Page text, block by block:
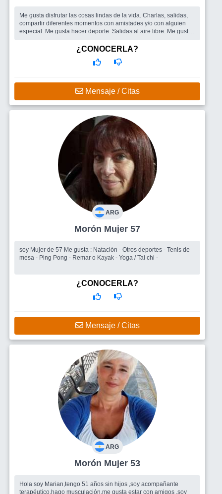
Me gusta disfrutar las cosas lindas de la vida. Charlas, salidas,
compartir diferentes momentos con amistades y/o con alguien
especial. Me gusta hacer deporte. Salidas al aire libre. Me gusta
Me gustaría encontrar un hombre que sea afectuoso,
sincero, alegre, respetuoso, que tenga ganas de compartir lindos
momentos, salidas, paseos, viajes.
¿CONOCERLA?
Mensaje / Citas
ARG
Morón Mujer 57
soy Mujer de 57 Me gusta : Natación - Otros deportes - Tenis de
mesa - Ping Pong - Remar o Kayak - Yoga / Tai chi -
¿CONOCERLA?
Mensaje / Citas
ARG
Morón Mujer 53
Hola soy Marian,tengo 51 años sin hijos ,soy acompañante
terapéutico,hago musculación,me gusta estar con amigos ,soy